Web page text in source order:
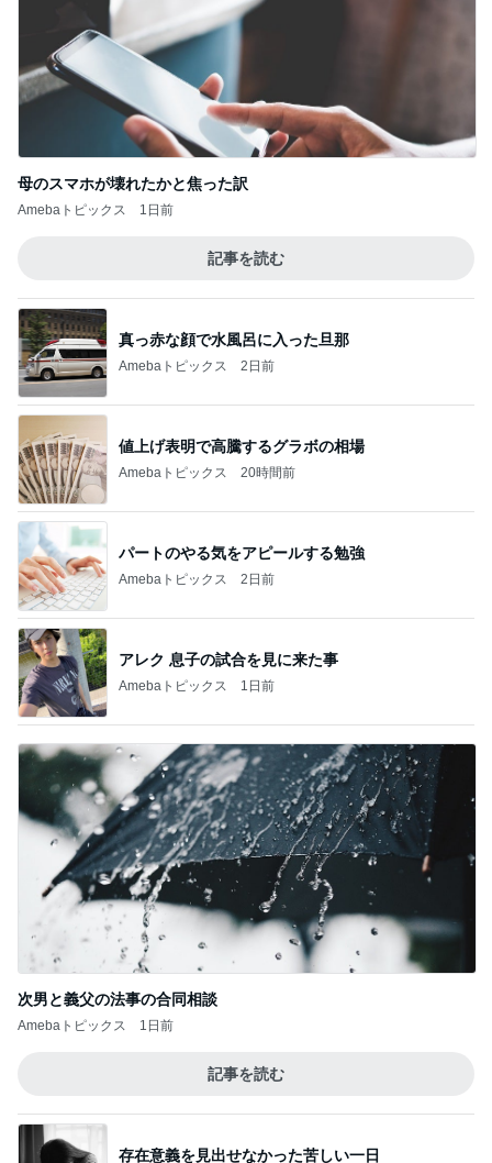
母のスマホが壊れたかと焦った訳
Amebaトピックス 1日前
記事を読む
真っ赤な顔で水風呂に入った旦那
Amebaトピックス 2日前
値上げ表明で高騰するグラボの相場
Amebaトピックス 20時間前
パートのやる気をアピールする勉強
Amebaトピックス 2日前
アレク 息子の試合を見に来た事
Amebaトピックス 1日前
次男と義父の法事の合同相談
Amebaトピックス 1日前
記事を読む
存在意義を見出せなかった苦しい一日